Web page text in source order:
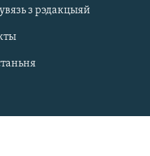
з рэдакцыяй